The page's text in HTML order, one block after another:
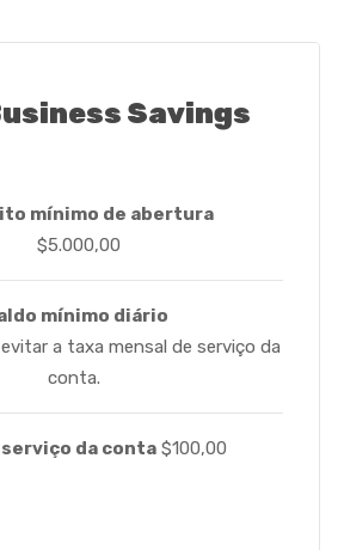
Savings
mínimo de abertura
$5.000,00
mínimo diário
a taxa mensal de serviço da
conta.
serviço da conta $100,00